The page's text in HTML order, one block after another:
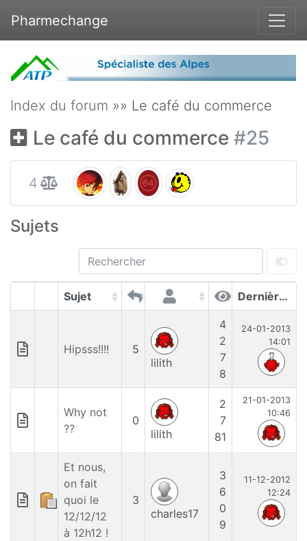
Pharmechange
Index du forum »» Le café du commerce
Le café du commerce #25
4
Sujets
Sujet Dernières contributions
Hipsss!!!!
5
lilith
4
2
7
8
24-01-2013
14:01
Why not
??
0
lilith
2
7
81
21-01-2013
10:46
Et nous,
on fait
quoi le
12/12/12
à 12h12 !
3
charles17
3
6
0
9
11-12-2012
12:24